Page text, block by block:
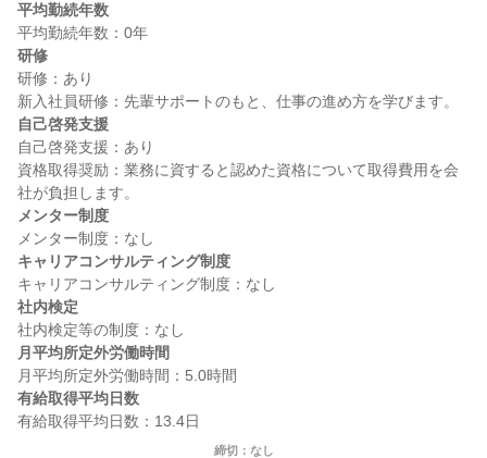
平均勤続年数
研修
研修：あり
自己啓発支援
自己啓発支援：あり
資格取得奨励：業務に資すると認めた資格について取得費用を会
メンター制度
キャリアコンサルティング制度
社内検定
月平均所定外労働時間
有給取得平均日数
締切：なし